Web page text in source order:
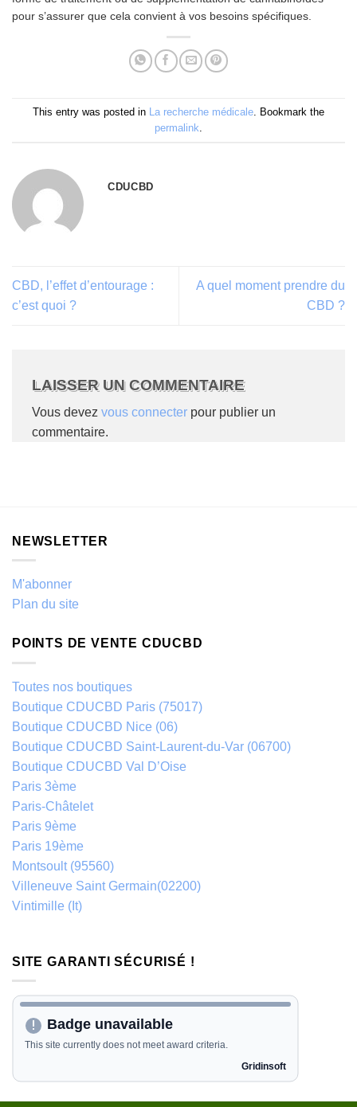
pour s’assurer que cela convient à vos besoins spécifiques.
This entry was posted in La recherche médicale . Bookmark the
permalink
CDUCBD
CBD, l’effet d’entourage :
c’est quoi ?
A quel moment prendre du
CBD ?
LAISSER UN COMMENTAIRE
Vous devez vous connecter pour publier un
commentaire.
NEWSLETTER
M'abonner
Plan du site
POINTS DE VENTE CDUCBD
Toutes nos boutiques
Boutique CDUCBD Paris (75017)
Boutique CDUCBD Nice (06)
Boutique CDUCBD Saint-Laurent-du-Var (06700)
Boutique CDUCBD Val D’Oise
Paris 3ème
Paris-Châtelet
Paris 9ème
Paris 19ème
Montsoult (95560)
Villeneuve Saint Germain(02200)
Vintimille (It)
SITE GARANTI SÉCURISÉ !